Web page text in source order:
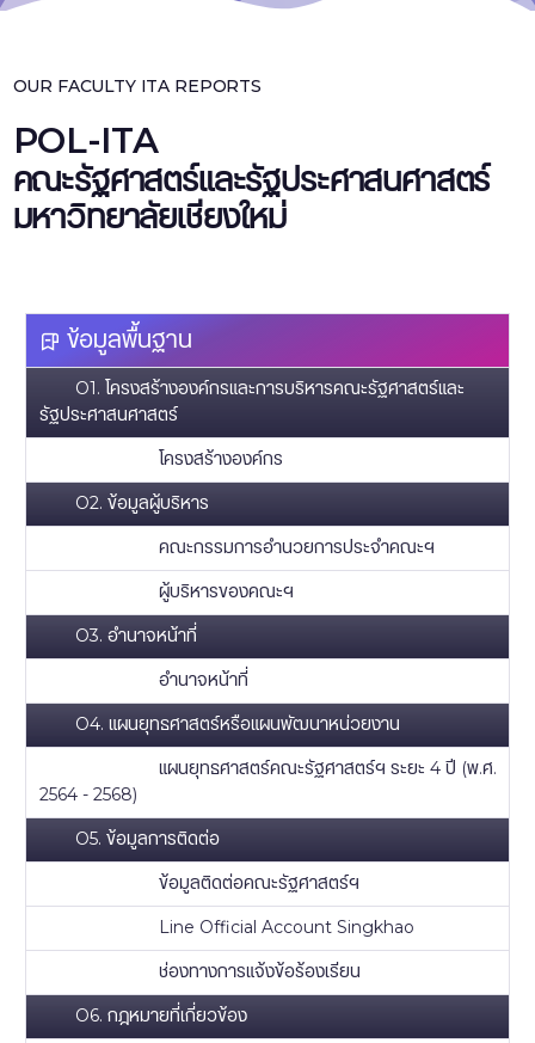
OUR FACULTY ITA REPORTS
POL-ITA
คณะรัฐศาสตร์และรัฐประศาสนศาสตร์
มหาวิทยาลัยเชียงใหม่
ข้อมูลพื้นฐาน
O1. โครงสร้างองค์กรและการบริหารคณะรัฐศาสตร์และ
รัฐประศาสนศาสตร์
โครงสร้างองค์กร
O2. ข้อมูลผู้บริหาร
คณะกรรมการอำนวยการประจำคณะฯ
ผู้บริหารของคณะฯ
O3. อำนาจหน้าที่
อำนาจหน้าที่
O4. แผนยุทธศาสตร์หรือแผนพัฒนาหน่วยงาน
แผนยุทธศาสตร์คณะรัฐศาสตร์ฯ ระยะ 4 ปี (พ.ศ.
2564 - 2568)
O5. ข้อมูลการติดต่อ
ข้อมูลติดต่อคณะรัฐศาสตร์ฯ
Line Official Account Singkhao
ช่องทางการแจ้งข้อร้องเรียน
O6. กฎหมายที่เกี่ยวข้อง